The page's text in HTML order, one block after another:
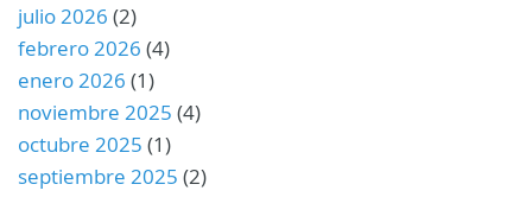
julio 2026 (2)
febrero 2026 (4)
enero 2026 (1)
noviembre 2025 (4)
octubre 2025 (1)
septiembre 2025 (2)